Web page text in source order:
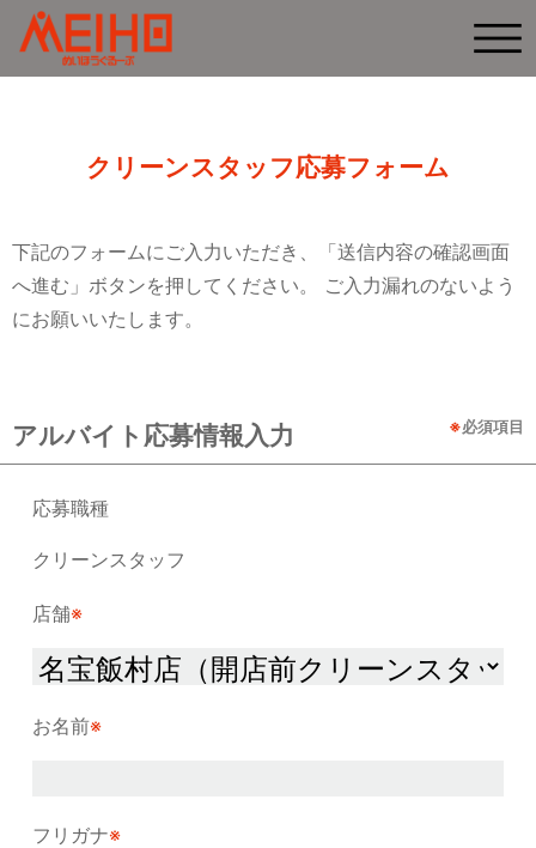
クリーンスタッフ応募フォーム
下記のフォームにご入力いただき、「送信内容の確認画面
へ進む」ボタンを押してください。
ご入力漏れのないよう
にお願いいたします。
アルバイト応募情報入力 ※必須項目
応募職種
クリーンスタッフ
店舗※
お名前※
フリガナ※